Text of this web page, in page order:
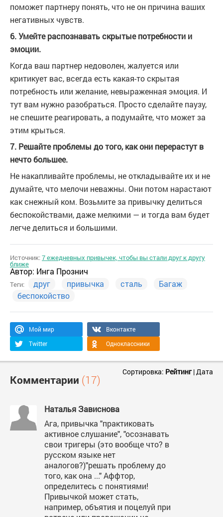
поможет партнеру понять, что не он причина ваших
негативных чувств.
6. Умейте распознавать скрытые потребности и
эмоции.
Когда ваш партнер недоволен, жалуется или
критикует вас, всегда есть какая-то скрытая
потребность или желание, невыраженная эмоция. И
тут вам нужно разобраться. Просто сделайте паузу,
не спешите реагировать, а подумайте, что может за
этим крыться.
7. Решайте проблемы до того, как они перерастут в
нечто большее.
Не накапливайте проблемы, не откладывайте их и не
думайте, что мелочи неважны. Они потом нарастают
как снежный ком. Возьмите за привычку делиться
беспокойствами, даже мелкими — и тогда вам будет
легче делиться и большими.
Источник:7 ежедневных привычек, чтобы вы стали друг к другу
ближе
Автор: Инга Прознич
Теги: друг привычка сталь
Багаж
беспокойство
Мой мир
Вконтакте
Twitter
Одноклассники
Комментарии (17)
Сортировка: Рейтинг|Дата
Наталья Зависнова
Ага, привычка "практиковать
активное слушание", "осознавать
свои тригеры (это вообще что? в
русском языке нет
аналогов?)"решать проблему до
того, как она ..." Аффтор,
определитесь с понятиями!
Привычкой может стать,
например, объятия и поцелуй при